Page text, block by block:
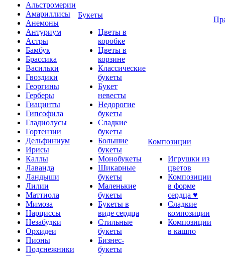
Альстромерии
Амариллисы
Анемоны
Антуриум
Астры
Бамбук
Брассика
Васильки
Гвоздики
Георгины
Герберы
Гиацинты
Гипсофила
Гладиолусы
Гортензии
Дельфиниум
Ирисы
Каллы
Лаванда
Ландыши
Лилии
Маттиола
Мимоза
Нарциссы
Незабудки
Орхидеи
Пионы
Подснежники
Букеты
Цветы в
коробке
Цветы в
корзине
Классические
букеты
Букет
невесты
Недорогие
букеты
Сладкие
букеты
Большие
букеты
Монобукеты
Шикарные
букеты
Маленькие
букеты
Букеты в
виде сердца
Стильные
букеты
Бизнес-
букеты
Композиции
Игрушки из
цветов
Композиции
в форме
сердца ♥
Сладкие
композиции
Композиции
в кашпо